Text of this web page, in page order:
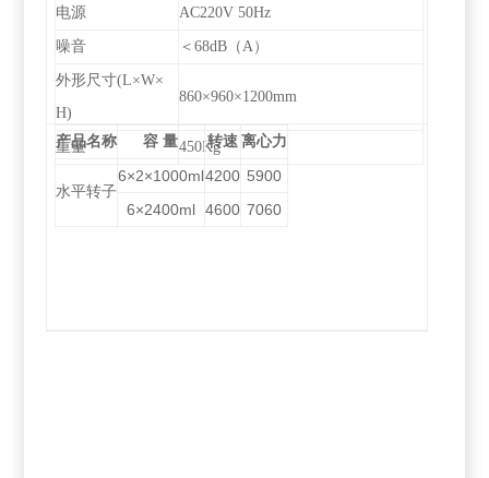
电源 AC220V 50Hz
噪音 ＜68dB（A）
外形尺寸(L×W×
H)
860×960×1200mm
重量 450Kg
产品名称 容 量 转速 离心力
水平转子
6×2×1000ml4200 5900
6×2400ml 4600 7060